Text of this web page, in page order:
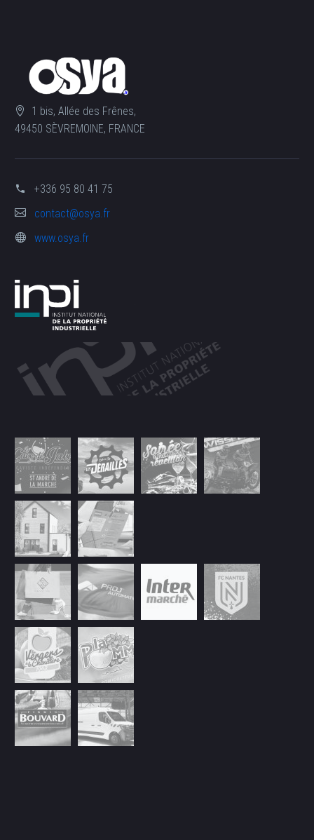
1 bis, Allée des Frênes,
49450 SÈVREMOINE, FRANCE
+336 95 80 41 75
contact@osya.fr
www.osya.fr